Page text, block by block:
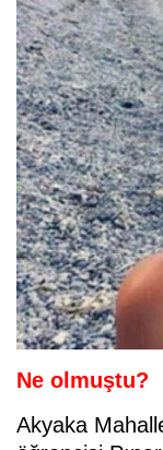
Ne olmuştu?
Akyaka